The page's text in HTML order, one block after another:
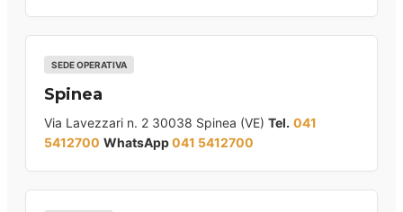
SEDE OPERATIVA
Spinea
Via Lavezzari n. 2 30038 Spinea (VE) Tel. 041
5412700 WhatsApp041 5412700